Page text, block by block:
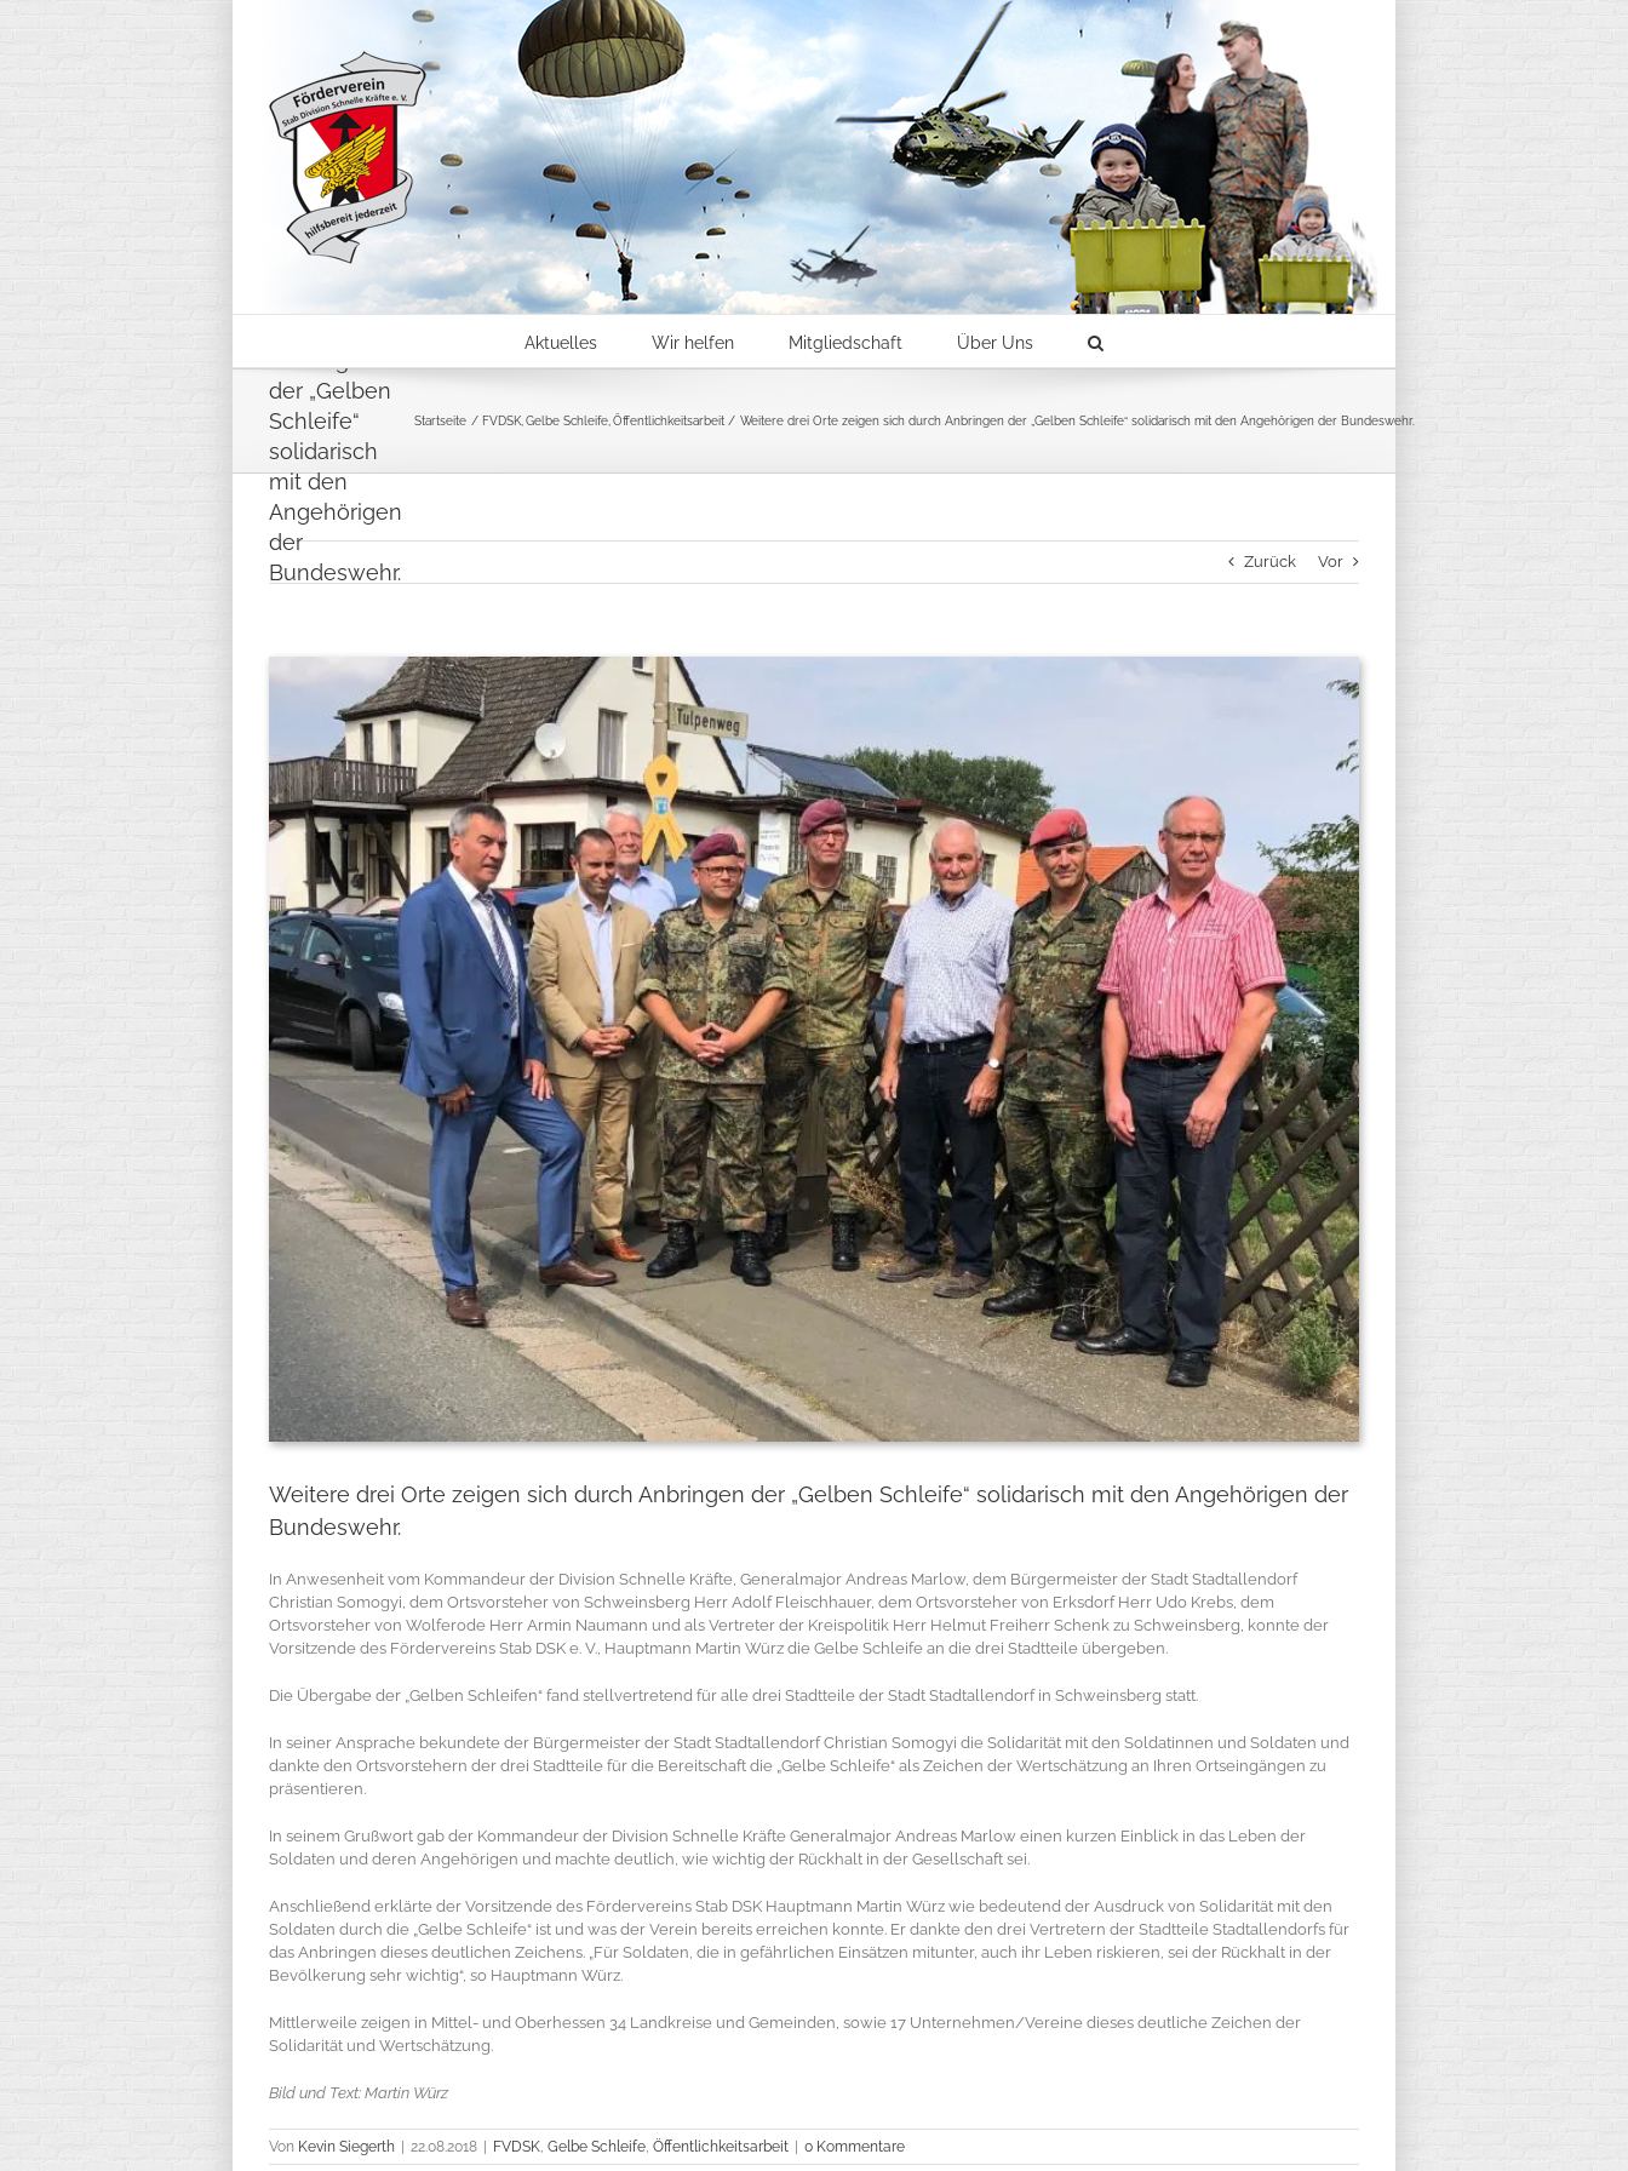
Aktuelles Wir helfen Mitgliedschaft Über Uns
Weitere drei
Orte zeigen
der „Gelben
Schleife“
solidarisch
mit den
Angehörigen
der
Bundeswehr.
Startseite FVDSK Gelbe Schleife Öffentlichkeitsarbeit Weitere drei Orte zeigen sich durch Anbringen der „Gelben Schleife“ solidarisch mit den Angehörigen der Bundeswehr.
Zurück Vor
Weitere drei Orte zeigen sich durch Anbringen der „Gelben Schleife“ solidarisch mit den Angehörigen der
Bundeswehr.
In Anwesenheit vom Kommandeur der Division Schnelle Kräfte, Generalmajor Andreas Marlow, dem Bürgermeister der Stadt Stadtallendorf
Christian Somogyi, dem Ortsvorsteher von Schweinsberg Herr Adolf Fleischhauer, dem Ortsvorsteher von Erksdorf Herr Udo Krebs, dem
Ortsvorsteher von Wolferode Herr Armin Naumann und als Vertreter der Kreispolitik Herr Helmut Freiherr Schenk zu Schweinsberg, konnte der
Vorsitzende des Fördervereins Stab DSK e. V., Hauptmann Martin Würz die Gelbe Schleife an die drei Stadtteile übergeben.
Die Übergabe der „Gelben Schleifen“ fand stellvertretend für alle drei Stadtteile der Stadt Stadtallendorf in Schweinsberg statt.
In seiner Ansprache bekundete der Bürgermeister der Stadt Stadtallendorf Christian Somogyi die Solidarität mit den Soldatinnen und Soldaten und
dankte den Ortsvorstehern der drei Stadtteile für die Bereitschaft die „Gelbe Schleife“ als Zeichen der Wertschätzung an Ihren Ortseingängen zu
präsentieren.
In seinem Grußwort gab der Kommandeur der Division Schnelle Kräfte Generalmajor Andreas Marlow einen kurzen Einblick in das Leben der
Soldaten und deren Angehörigen und machte deutlich, wie wichtig der Rückhalt in der Gesellschaft sei.
Anschließend erklärte der Vorsitzende des Fördervereins Stab DSK Hauptmann Martin Würz wie bedeutend der Ausdruck von Solidarität mit den
Soldaten durch die „Gelbe Schleife“ ist und was der Verein bereits erreichen konnte. Er dankte den drei Vertretern der Stadtteile Stadtallendorfs für
das Anbringen dieses deutlichen Zeichens. „Für Soldaten, die in gefährlichen Einsätzen mitunter, auch ihr Leben riskieren, sei der Rückhalt in der
Bevölkerung sehr wichtig“, so Hauptmann Würz.
Mittlerweile zeigen in Mittel- und Oberhessen 34 Landkreise und Gemeinden, sowie 17 Unternehmen/Vereine dieses deutliche Zeichen der
Solidarität und Wertschätzung.
Bild und Text: Martin Würz
Von Kevin Siegerth 22.08.2018 FVDSK, Gelbe Schleife, Öffentlichkeitsarbeit 0 Kommentare